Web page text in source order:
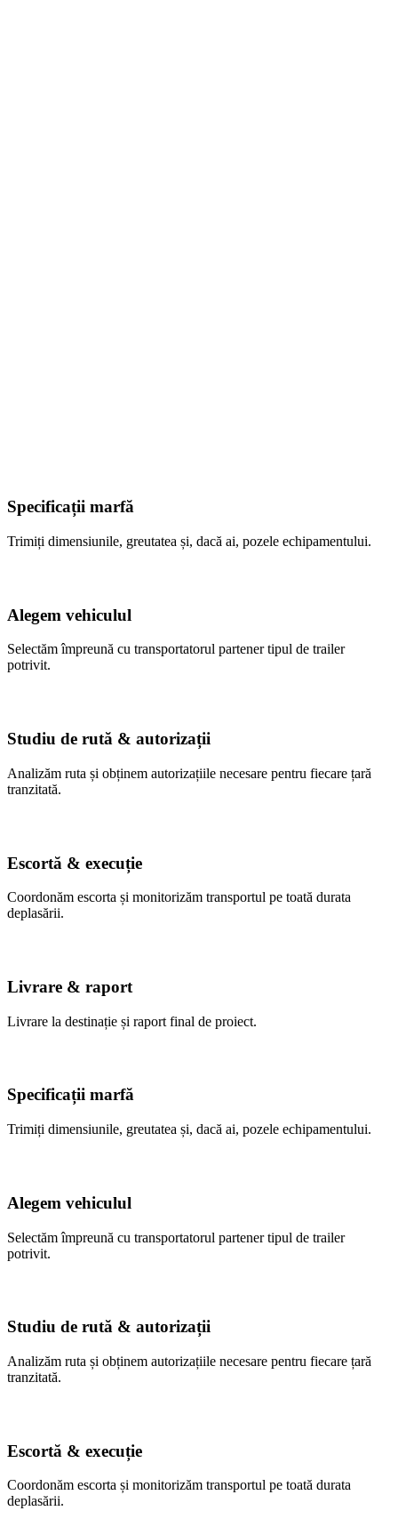
Specificații marfă
Trimiți dimensiunile, greutatea și, dacă ai, pozele echipamentului.
Alegem vehiculul
Selectăm împreună cu transportatorul partener tipul de trailer
potrivit.
Studiu de rută & autorizații
Analizăm ruta și obținem autorizațiile necesare pentru fiecare țară
tranzitată.
Escortă & execuție
Coordonăm escorta și monitorizăm transportul pe toată durata
deplasării.
Livrare & raport
Livrare la destinație și raport final de proiect.
Specificații marfă
Trimiți dimensiunile, greutatea și, dacă ai, pozele echipamentului.
Alegem vehiculul
Selectăm împreună cu transportatorul partener tipul de trailer
potrivit.
Studiu de rută & autorizații
Analizăm ruta și obținem autorizațiile necesare pentru fiecare țară
tranzitată.
Escortă & execuție
Coordonăm escorta și monitorizăm transportul pe toată durata
deplasării.